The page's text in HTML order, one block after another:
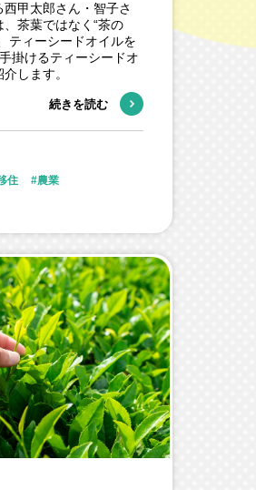
甲太郎さん・智子さ
茶葉ではなく“茶の
ティーシードオイルを
掛けるティーシードオ
します。
続きを読む
住 農業